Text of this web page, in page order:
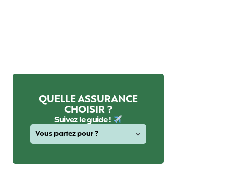
QUELLE ASSURANCE
CHOISIR ?
Suivez le guide !